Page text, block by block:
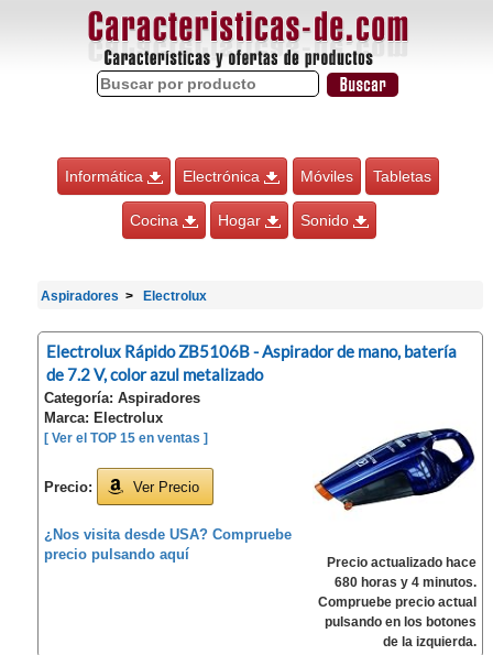
Informática Electrónica Móviles Tabletas
Cocina Hogar Sonido
Aspiradores Electrolux
Electrolux Rápido ZB5106B - Aspirador de mano, batería
de 7.2 V, color azul metalizado
Categoría: Aspiradores
Marca: Electrolux
[ Ver el TOP 15 en ventas ]
Precio: Ver Precio
¿Nos visita desde USA? Compruebe
precio pulsando aquí
Precio actualizado hace
680 horas y 4 minutos.
Compruebe precio actual
pulsando en los botones
de la izquierda.